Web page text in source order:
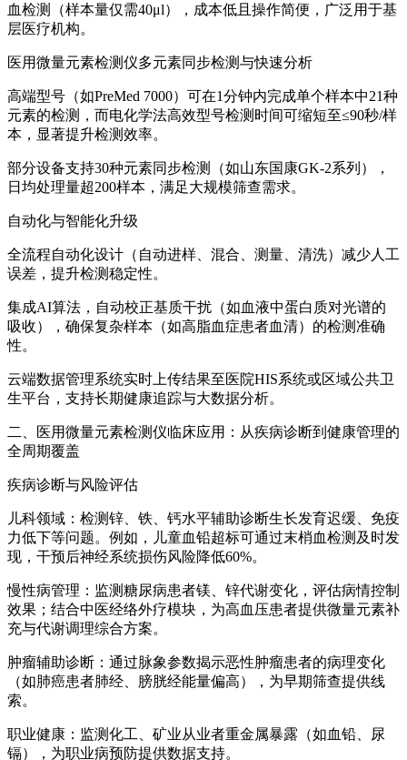
血检测（样本量仅需40μl），成本低且操作简便，广泛用于基
层医疗机构。
医用微量元素检测仪多元素同步检测与快速分析
高端型号（如PreMed 7000）可在1分钟内完成单个样本中21种
元素的检测，而电化学法高效型号检测时间可缩短至≤90秒/样
本，显著提升检测效率。
部分设备支持30种元素同步检测（如山东国康GK-2系列），
日均处理量超200样本，满足大规模筛查需求。
自动化与智能化升级
全流程自动化设计（自动进样、混合、测量、清洗）减少人工
误差，提升检测稳定性。
集成AI算法，自动校正基质干扰（如血液中蛋白质对光谱的
吸收），确保复杂样本（如高脂血症患者血清）的检测准确
性。
云端数据管理系统实时上传结果至医院HIS系统或区域公共卫
生平台，支持长期健康追踪与大数据分析。
二、医用微量元素检测仪临床应用：从疾病诊断到健康管理的
全周期覆盖
疾病诊断与风险评估
儿科领域：检测锌、铁、钙水平辅助诊断生长发育迟缓、免疫
力低下等问题。例如，儿童血铅超标可通过末梢血检测及时发
现，干预后神经系统损伤风险降低60%。
慢性病管理：监测糖尿病患者镁、锌代谢变化，评估病情控制
效果；结合中医经络外疗模块，为高血压患者提供微量元素补
充与代谢调理综合方案。
肿瘤辅助诊断：通过脉象参数揭示恶性肿瘤患者的病理变化
（如肺癌患者肺经、膀胱经能量偏高），为早期筛查提供线
索。
职业健康：监测化工、矿业从业者重金属暴露（如血铅、尿
镉），为职业病预防提供数据支持。